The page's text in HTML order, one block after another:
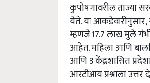
कुपोषणावरील ताज्या
येते. या
म्हणजे 17.7 लाख मुले
आहेत. महिला आणि
आणि 8 केंद्रशासित
आरटीआय प्रश्नाला उत्तर